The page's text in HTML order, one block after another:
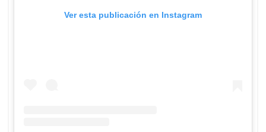
Ver esta publicación en Instagram